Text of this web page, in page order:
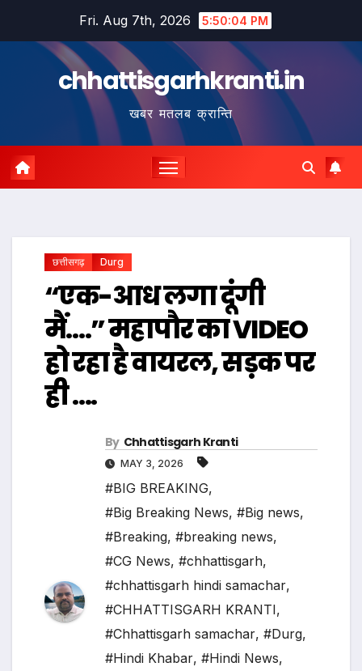
Fri. Aug 7th, 2026 5:50:05 PM
chhattisgarhkranti.in
खबर मतलब क्रान्ति
छत्तीसगढ़ Durg
“एक-आध लगा दूंगी
मैं….” महापौर का VIDEO
हो रहा है वायरल, सड़क पर
ही ….
By Chhattisgarh Kranti
MAY 3, 2026
#BIG BREAKING,
#Big Breaking News, #Big news,
#Breaking, #breaking news,
#CG News, #chhattisgarh,
#chhattisgarh hindi samachar,
#CHHATTISGARH KRANTI,
#Chhattisgarh samachar, #Durg,
#Hindi Khabar, #Hindi News,